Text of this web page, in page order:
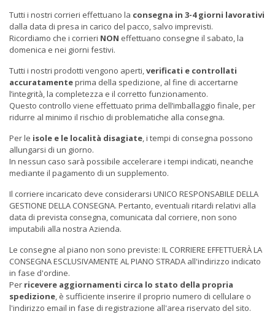
Tutti i nostri corrieri effettuano la consegna in 3-4 giorni lavorativi
dalla data di presa in carico del pacco, salvo imprevisti.
Ricordiamo che i corrieri NON effettuano consegne il sabato, la
domenica e nei giorni festivi.
Tutti i nostri prodotti vengono aperti,verificati e controllati
accuratamenteprima della spedizione, al fine di accertarne
l’integrità, la completezza e il corretto funzionamento.
Questo controllo viene effettuato prima dell’imballaggio finale, per
ridurre al minimo il rischio di problematiche alla consegna.
Per le isole e le località disagiate, i tempi di consegna possono
allungarsi di un giorno.
In nessun caso sarà possibile accelerare i tempi indicati, neanche
mediante il pagamento di un supplemento.
Il corriere incaricato deve considerarsi UNICO RESPONSABILE DELLA
GESTIONE DELLA CONSEGNA. Pertanto, eventuali ritardi relativi alla
data di prevista consegna, comunicata dal corriere, non sono
imputabili alla nostra Azienda.
Le consegne al piano non sono previste: IL CORRIERE EFFETTUERÀ LA
CONSEGNA ESCLUSIVAMENTE AL PIANO STRADA all'indirizzo indicato
in fase d'ordine.
Per ricevere aggiornamenti circa lo stato della propria
spedizione, è sufficiente inserire il proprio numero di cellulare o
l'indirizzo email in fase di registrazione all'area riservato del sito.